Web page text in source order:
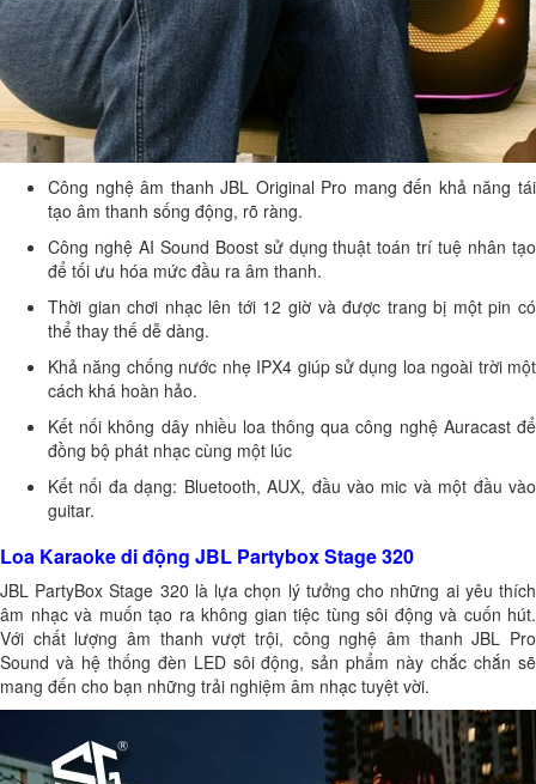
Công nghệ âm thanh JBL Original Pro mang đến khả năng tái
tạo âm thanh sống động, rõ ràng.
Công nghệ AI Sound Boost sử dụng thuật toán trí tuệ nhân tạo
để tối ưu hóa mức đầu ra âm thanh.
Thời gian chơi nhạc lên tới 12 giờ và được trang bị một pin có
thể thay thế dễ dàng.
Khả năng chống nước nhẹ IPX4 giúp sử dụng loa ngoài trời một
cách khá hoàn hảo.
Kết nối không dây nhiều loa thông qua công nghệ Auracast để
đồng bộ phát nhạc cùng một lúc
Kết nối đa dạng: Bluetooth, AUX, đầu vào mic và một đầu vào
guitar.
Loa Karaoke di động JBL Partybox Stage 320
JBL PartyBox Stage 320 là lựa chọn lý tưởng cho những ai yêu thích
âm nhạc và muốn tạo ra không gian tiệc tùng sôi động và cuốn hút.
Với chất lượng âm thanh vượt trội, công nghệ âm thanh JBL Pro
Sound và hệ thống đèn LED sôi động, sản phẩm này chắc chắn sẽ
mang đến cho bạn những trải nghiệm âm nhạc tuyệt vời.